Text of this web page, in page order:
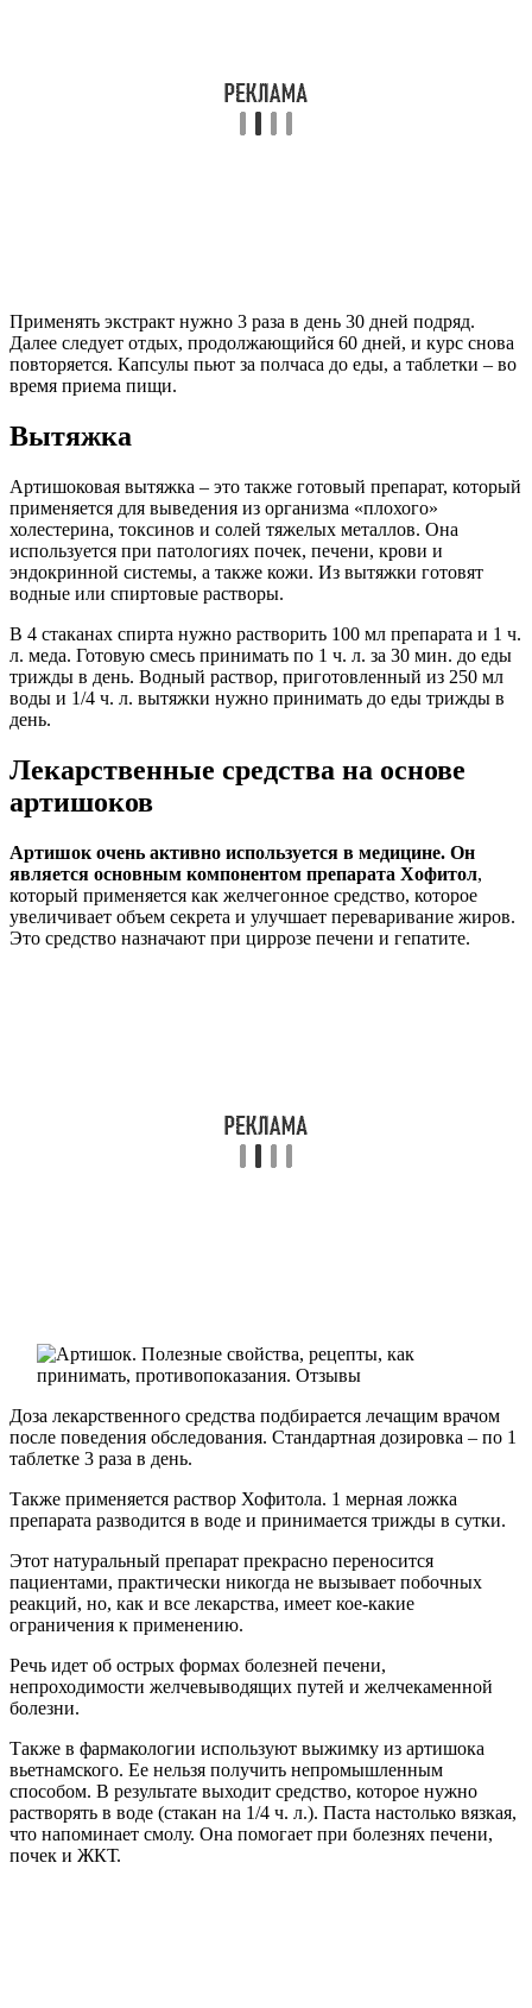
Применять экстракт нужно 3 раза в день 30 дней подряд.
Далее следует отдых, продолжающийся 60 дней, и курс снова
повторяется. Капсулы пьют за полчаса до еды, а таблетки – во
время приема пищи.
Вытяжка
Артишоковая вытяжка – это также готовый препарат, который
применяется для выведения из организма «плохого»
холестерина, токсинов и солей тяжелых металлов. Она
используется при патологиях почек, печени, крови и
эндокринной системы, а также кожи. Из вытяжки готовят
водные или спиртовые растворы.
В 4 стаканах спирта нужно растворить 100 мл препарата и 1 ч.
л. меда. Готовую смесь принимать по 1 ч. л. за 30 мин. до еды
трижды в день. Водный раствор, приготовленный из 250 мл
воды и 1/4 ч. л. вытяжки нужно принимать до еды трижды в
день.
Лекарственные средства на основе
артишоков
Артишок очень активно используется в медицине. Он
является основным компонентом препарата Хофитол,
который применяется как желчегонное средство, которое
увеличивает объем секрета и улучшает переваривание жиров.
Это средство назначают при циррозе печени и гепатите.
Доза лекарственного средства подбирается лечащим врачом
после поведения обследования. Стандартная дозировка – по 1
таблетке 3 раза в день.
Также применяется раствор Хофитола. 1 мерная ложка
препарата разводится в воде и принимается трижды в сутки.
Этот натуральный препарат прекрасно переносится
пациентами, практически никогда не вызывает побочных
реакций, но, как и все лекарства, имеет кое-какие
ограничения к применению.
Речь идет об острых формах болезней печени,
непроходимости желчевыводящих путей и желчекаменной
болезни.
Также в фармакологии используют выжимку из артишока
вьетнамского. Ее нельзя получить непромышленным
способом. В результате выходит средство, которое нужно
растворять в воде (стакан на 1/4 ч. л.). Паста настолько вязкая,
что напоминает смолу. Она помогает при болезнях печени,
почек и ЖКТ.